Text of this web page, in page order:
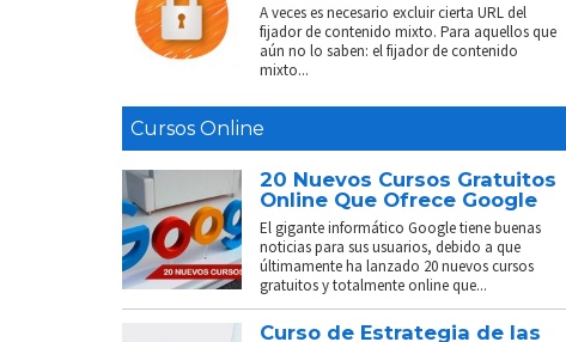
A veces es necesario excluir cierta URL del
fijador de contenido mixto. Para aquellos que
aún no lo saben: el fijador de contenido
mixto...
Cursos Online
20 Nuevos Cursos Gratuitos
Online Que Ofrece Google
El gigante informático Google tiene buenas
noticias para sus usuarios, debido a que
últimamente ha lanzado 20 nuevos cursos
gratuitos y totalmente online que...
Curso de Estrategia de las